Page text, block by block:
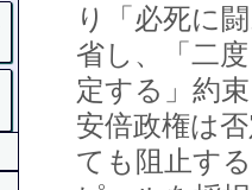
り「必死に
省し、「二
定する」約
安倍政権は
ても阻止す